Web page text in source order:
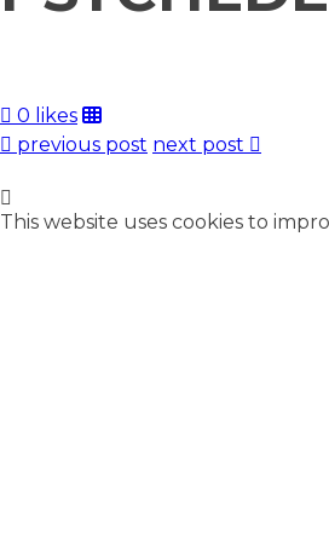
0 likes
previous post next post
This website uses cookies to